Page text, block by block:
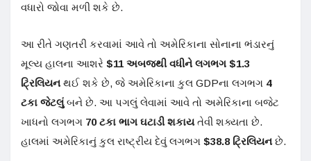
વધારો જોવા મળી શકે છે.
આ રીતે ગણતરી કરવામાં આવે તો અમેરિકાના સોનાના ભંડારનું
મૂલ્ય હાલના આશરે $11 અબજથી વધીને લગભગ $1.3
ટ્રિલિયનથઈ શકે છે, જે અમેરિકાના કુલ GDPના લગભગ 4
ટકા જેટલુંબને છે. આ પગલું લેવામાં આવે તો અમેરિકાના બજેટ
ખાધનો લગભગ 70ટકા ભાગ ઘટાડી શકાયતેવી શક્યતા છે.
હાલમાં અમેરિકાનું કુલ રાષ્ટ્રીય દેવું લગભગ $38.8 ટ્રિલિયનછે.